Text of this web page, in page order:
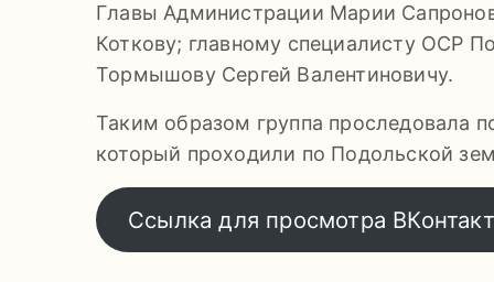
Главы Администрации Марии
Коткову; главному специалисту ОСР
Тормышову Сергей Валентиновичу.
Таким образом группа проследовала
который проходили по Подольской
Ссылка для просмотра